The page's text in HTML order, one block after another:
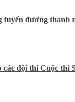
đường thanh
đội thi Cuộc thi